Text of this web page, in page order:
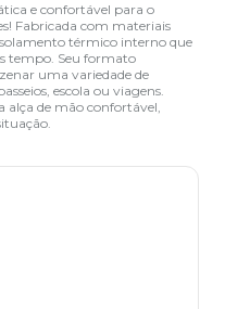
e confortável para o
Fabricada com materiais
térmico interno que
tempo. Seu formato
uma variedade de
escola ou viagens.
alça de mão confortável,